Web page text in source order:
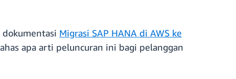
Migrasi SAP HANA di AWS ke
apa arti peluncuran ini bagi pelanggan